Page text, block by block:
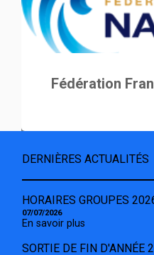
Fédération
DERNIÈRES ACTUALITÉS
HORAIRES GROUPES
07/07/2026
En savoir plus
SORTIE DE FIN D'ANNÉE